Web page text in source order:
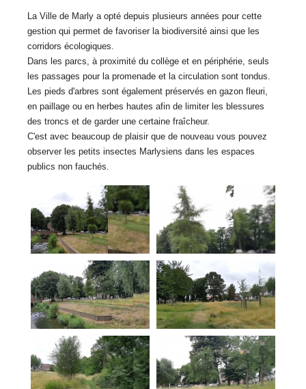
La Ville de Marly a opté depuis plusieurs années pour cette
gestion qui permet de favoriser la biodiversité ainsi que les
corridors écologiques.
Dans les parcs, à proximité du collège et en périphérie, seuls
les passages pour la promenade et la circulation sont tondus.
Les pieds d'arbres sont également préservés en gazon fleuri,
en paillage ou en herbes hautes afin de limiter les blessures
des troncs et de garder une certaine fraîcheur.
C'est avec beaucoup de plaisir que de nouveau vous pouvez
observer les petits insectes Marlysiens dans les espaces
publics non fauchés.